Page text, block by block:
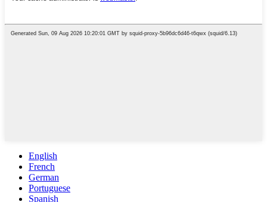
English
French
German
Portuguese
Spanish